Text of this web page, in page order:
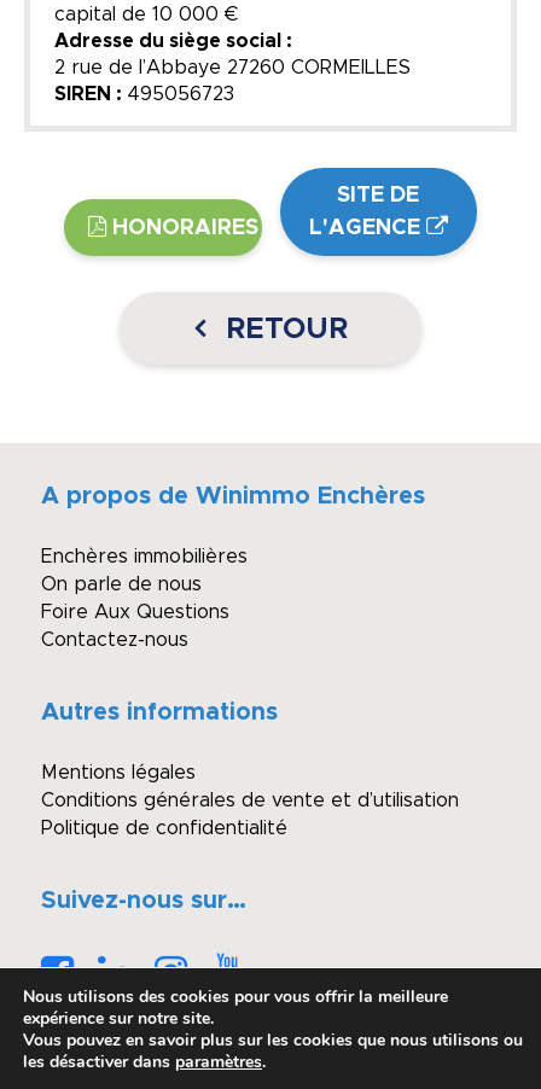
capital de 10 000 €
Adresse du siège social :
2 rue de l’Abbaye 27260 CORMEILLES
SIREN : 495056723
HONORAIRES
SITE DE
L'AGENCE
RETOUR
A propos de Winimmo Enchères
Enchères immobilières
On parle de nous
Foire Aux Questions
Contactez-nous
Autres informations
Mentions légales
Conditions générales de vente et d’utilisation
Politique de confidentialité
Suivez-nous sur…
Nous utilisons des cookies pour vous offrir la meilleure
expérience sur notre site.
Vous pouvez en savoir plus sur les cookies que nous utilisons ou
les désactiver dans paramètres.